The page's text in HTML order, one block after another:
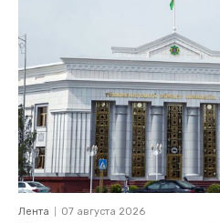
Лента 07 августа 2026